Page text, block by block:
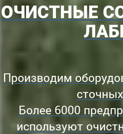
ОЧИСТНЫЕ
Производим
Более 6000
используют